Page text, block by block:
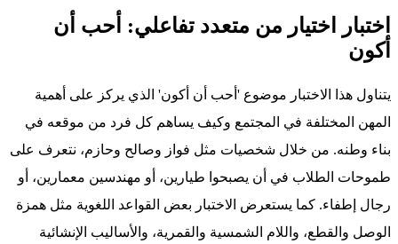
اختبار اختيار من متعدد تفاعلي: أحب أن
أكون
يتناول هذا الاختبار موضوع 'أحب أن أكون' الذي يركز على أهمية
المهن المختلفة في المجتمع وكيف يساهم كل فرد من موقعه في
بناء وطنه. من خلال شخصيات مثل فواز وصالح وحازم، نتعرف على
طموحات الطلاب في أن يصبحوا طيارين، أو مهندسين معمارين، أو
رجال إطفاء. كما يستعرض الاختبار بعض القواعد اللغوية مثل همزة
الوصل والقطع، واللام الشمسية والقمرية، والأساليب الإنشائية